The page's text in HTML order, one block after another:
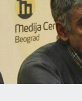
NASTAVLJAJU SE